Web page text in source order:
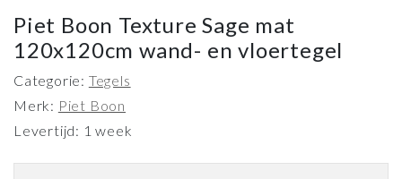
Piet Boon Texture Sage mat
120x120cm wand- en vloertegel
Categorie: Tegels
Merk: Piet Boon
Levertijd: 1 week